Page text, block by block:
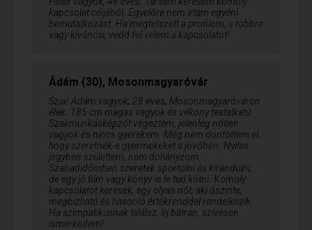
kapcsolat céljából. Egyelőre nem írtam egyéni
bemutatkozást. Ha megtetszett a profilom, s többre
vagy kíváncsi, vedd fel velem a kapcsolatot!
Ádám (30), Mosonmagyaróvár
Szia! Ádám vagyok, 28 éves, Mosonmagyaróváron
élek. 185 cm magas vagyok és vékony testalkatú.
Szakmunkásképzőt végeztem, jelenleg nőtlen
vagyok és nincs gyerekem. Még nem döntöttem el,
hogy szeretnék-e gyermekeket a jövőben. Nyilas
jegyben születtem, nem dohányzom.
Szabadidőmben szeretek sportolni és kirándulni,
de egy jó film vagy könyv is le tud kötni. Komoly
kapcsolatot keresek, egy olyan nőt, aki őszinte,
megbízható és hasonló értékrenddel rendelkezik.
Ha szimpatikusnak találsz, írj bátran, szívesen
ismerkedem!